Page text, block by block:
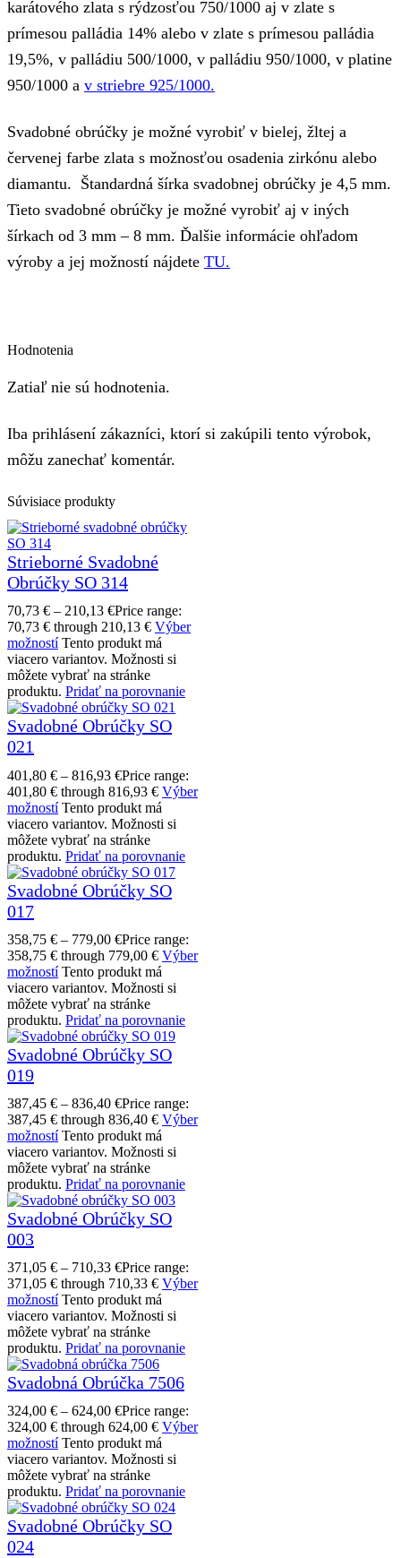
karátového zlata s rýdzosťou 750/1000 aj v zlate s
prímesou palládia 14% alebo v zlate s prímesou palládia
19,5%, v palládiu 500/1000, v palládiu 950/1000, v platine
950/1000 a v striebre 925/1000.
Svadobné obrúčky je možné vyrobiť v bielej, žltej a
červenej farbe zlata s možnosťou osadenia zirkónu alebo
diamantu. Štandardná šírka svadobnej obrúčky je 4,5 mm.
Tieto svadobné obrúčky je možné vyrobiť aj v iných
šírkach od 3 mm – 8 mm. Ďalšie informácie ohľadom
výroby a jej možností nájdete TU.
Hodnotenia
Zatiaľ nie sú hodnotenia.
Iba prihlásení zákazníci, ktorí si zakúpili tento výrobok,
môžu zanechať komentár.
Súvisiace produkty
Strieborné Svadobné
Obrúčky SO 314
70,73 € – 210,13 €Price range:
70,73 € through 210,13 € Výber
možností Tento produkt má
viacero variantov. Možnosti si
môžete vybrať na stránke
produktu. Pridať na porovnanie
Svadobné Obrúčky SO
021
401,80 € – 816,93 €Price range:
401,80 € through 816,93 € Výber
možností Tento produkt má
viacero variantov. Možnosti si
môžete vybrať na stránke
produktu. Pridať na porovnanie
Svadobné Obrúčky SO
017
358,75 € – 779,00 €Price range:
358,75 € through 779,00 € Výber
možností Tento produkt má
viacero variantov. Možnosti si
môžete vybrať na stránke
produktu. Pridať na porovnanie
Svadobné Obrúčky SO
019
387,45 € – 836,40 €Price range:
387,45 € through 836,40 € Výber
možností Tento produkt má
viacero variantov. Možnosti si
môžete vybrať na stránke
produktu. Pridať na porovnanie
Svadobné Obrúčky SO
003
371,05 € – 710,33 €Price range:
371,05 € through 710,33 € Výber
možností Tento produkt má
viacero variantov. Možnosti si
môžete vybrať na stránke
produktu. Pridať na porovnanie
Svadobná Obrúčka 7506
324,00 € – 624,00 €Price range:
324,00 € through 624,00 € Výber
možností Tento produkt má
viacero variantov. Možnosti si
môžete vybrať na stránke
produktu. Pridať na porovnanie
Svadobné Obrúčky SO
024